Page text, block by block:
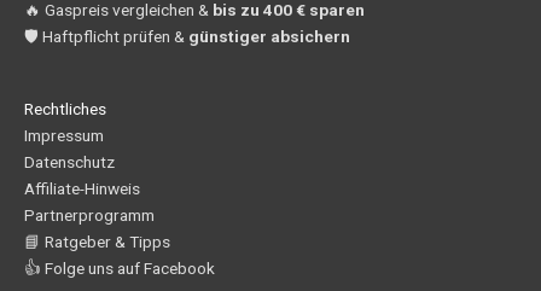
🔥 Gaspreis vergleichen & bis zu 400 € sparen
🛡️ Haftpflicht prüfen & günstiger absichern
Rechtliches
Impressum
Datenschutz
Affiliate-Hinweis
Partnerprogramm
📘 Ratgeber & Tipps
👍 Folge uns auf Facebook